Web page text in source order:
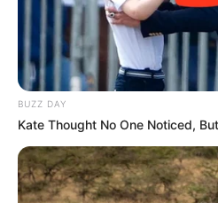
BUZZ DAY
Kate Thought No One Noticed,